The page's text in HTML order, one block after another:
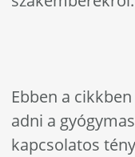
Ebben a
adni a
kapcsolatos